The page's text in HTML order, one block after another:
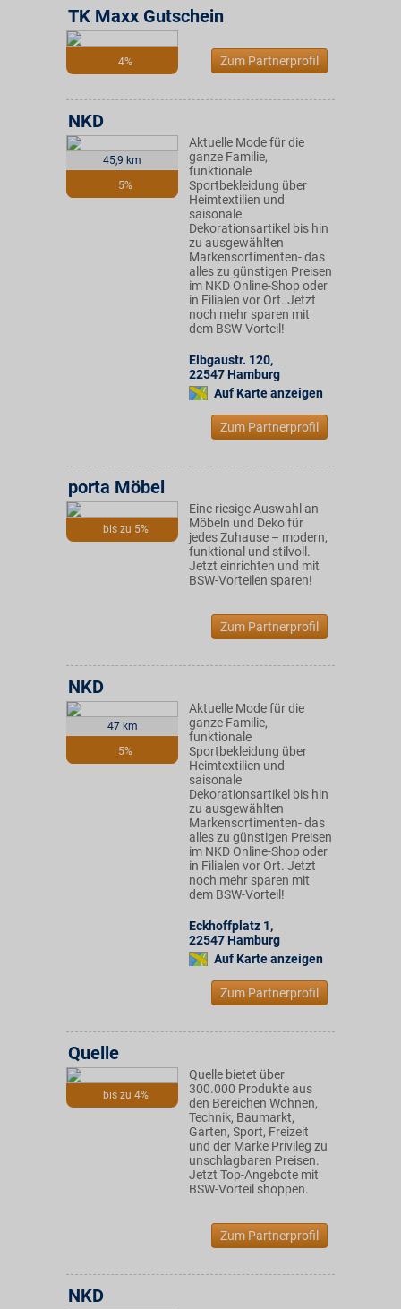
4%
TK Maxx Gutschein
Zum Partnerprofil
45,9 km
5%
NKD
Aktuelle Mode für die
ganze Familie,
funktionale
Sportbekleidung über
Heimtextilien und
saisonale
Dekorationsartikel bis hin
zu ausgewählten
Markensortimenten- das
alles zu günstigen Preisen
im NKD Online-Shop oder
in Filialen vor Ort. Jetzt
noch mehr sparen mit
dem BSW-Vorteil!
Elbgaustr. 120,
22547 Hamburg
Auf Karte anzeigen
Zum Partnerprofil
bis zu 5%
porta Möbel
Eine riesige Auswahl an
Möbeln und Deko für
jedes Zuhause – modern,
funktional und stilvoll.
Jetzt einrichten und mit
BSW-Vorteilen sparen!
Zum Partnerprofil
47 km
5%
NKD
Aktuelle Mode für die
ganze Familie,
funktionale
Sportbekleidung über
Heimtextilien und
saisonale
Dekorationsartikel bis hin
zu ausgewählten
Markensortimenten- das
alles zu günstigen Preisen
im NKD Online-Shop oder
in Filialen vor Ort. Jetzt
noch mehr sparen mit
dem BSW-Vorteil!
Eckhoffplatz 1,
22547 Hamburg
Auf Karte anzeigen
Zum Partnerprofil
bis zu 4%
Quelle
Quelle bietet über
300.000 Produkte aus
den Bereichen Wohnen,
Technik, Baumarkt,
Garten, Sport, Freizeit
und der Marke Privileg zu
unschlagbaren Preisen.
Jetzt Top-Angebote mit
BSW-Vorteil shoppen.
Zum Partnerprofil
NKD